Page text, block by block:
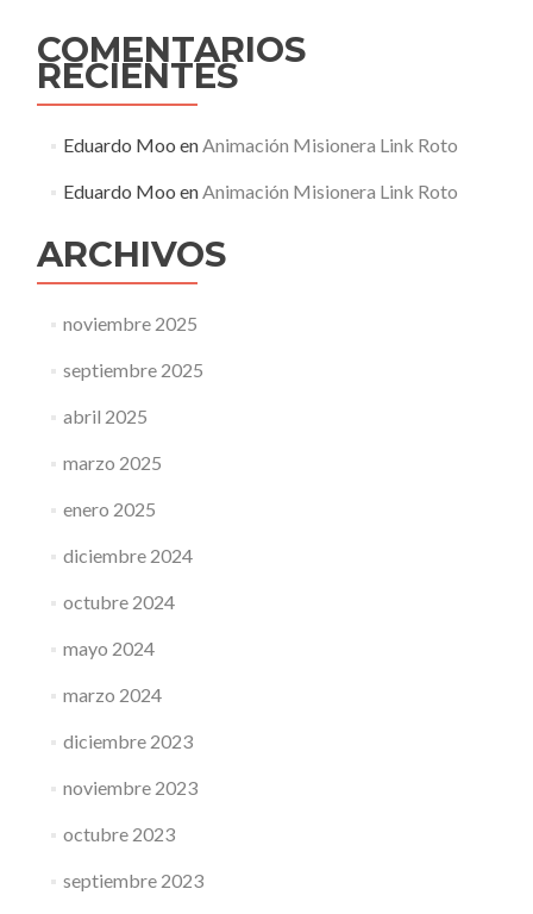
COMENTARIOS
RECIENTES
Eduardo Moo enAnimación Misionera Link Roto
Eduardo Moo enAnimación Misionera Link Roto
ARCHIVOS
noviembre 2025
septiembre 2025
abril 2025
marzo 2025
enero 2025
diciembre 2024
octubre 2024
mayo 2024
marzo 2024
diciembre 2023
noviembre 2023
octubre 2023
septiembre 2023